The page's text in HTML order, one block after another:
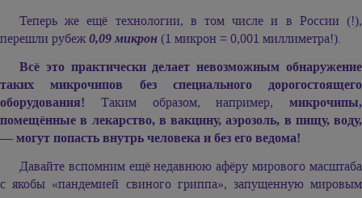
Теперь же ещё технологии, в том числе и в России (!),
перешли рубеж0,09 микрон(1 микрон = 0,001 миллиметра!).
Всё это практически делает невозможным обнаружение
таких микрочипов без специального дорогостоящего
оборудования! Таким образом, например, микрочипы,
помещённые в лекарство, в вакцину, аэрозоль, в пищу, воду,
— могут попасть внутрь человека и без его ведома!
Давайте вспомним ещё недавнюю афёру мирового масштаба
с якобы «пандемией свиного гриппа», запущенную мировым